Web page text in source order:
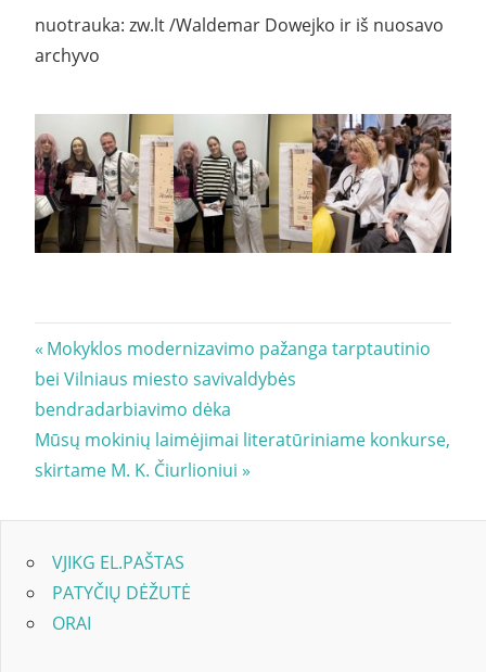
nuotrauka: zw.lt /Waldemar Dowejko ir iš nuosavo
archyvo
Navigacija
tarp
įrašų
Previous
Post:
Mokyklos modernizavimo pažanga tarptautinio
bei Vilniaus miesto savivaldybės
bendradarbiavimo dėka
Next
Post:
Mūsų mokinių laimėjimai literatūriniame konkurse,
skirtame M. K. Čiurlioniui
VJIKG EL.PAŠTAS
PATYČIŲ DĖŽUTĖ
ORAI